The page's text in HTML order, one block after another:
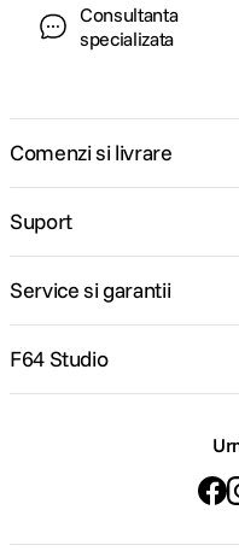
Consultanta
specializata
Comenzi si livrare
Suport
Service si garantii
F64 Studio